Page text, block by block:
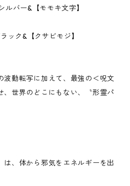
バー&【モモキ文字】
ック&【クサビモジ】
波動転写に加えて、最強の＜呪文
、世界のどこにもない、〝形霊パ
は、体から邪気をエネルギーを出